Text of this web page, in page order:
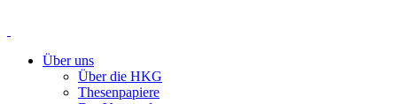
Über uns
Über die HKG
Thesenpapiere